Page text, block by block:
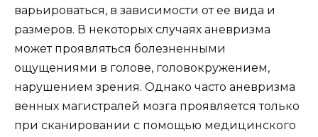
варьироваться, в зависимости от ее вида и
размеров. В некоторых случаях аневризма
может проявляться болезненными
ощущениями в голове, головокружением,
нарушением зрения. Однако часто аневризма
венных магистралей мозга проявляется только
при сканировании с помощью медицинского